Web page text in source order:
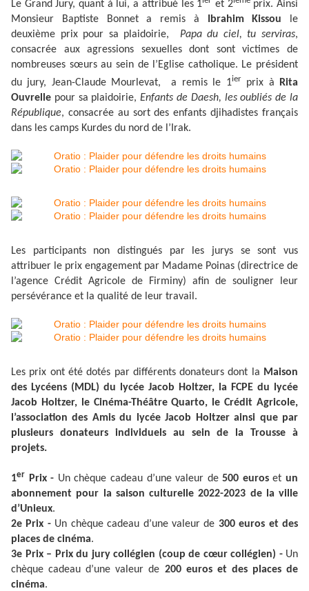
Le Grand Jury, quant à lui, a attribué les 1 et 2
prix. Ainsi
Monsieur Baptiste Bonnet a remis à
Ibrahim Kissou le
deuxième prix pour sa plaidoirie, Papa du ciel, tu serviras,
consacrée aux agressions sexuelles dont sont victimes de
nombreuses sœurs au sein de l’Eglise catholique. Le président
du jury, Jean-Claude Mourlevat, a remis le 1ier prix à
Rita
Ouvrelle pour sa plaidoirie,Enfants de Daesh, les oubliés de la
République, consacrée au sort des enfants djihadistes français
dans les camps Kurdes du nord de l’Irak.
Les participants non distingués par les jurys se sont vus
attribuer le prix engagement par Madame Poinas (directrice de
l’agence Crédit Agricole de Firminy) afin de souligner leur
persévérance et la qualité de leur travail.
Les prix ont été dotés par différents donateurs dont la Maison
des Lycéens (MDL) du lycée Jacob Holtzer, la FCPE du lycée
Jacob Holtzer, le Cinéma-Théâtre Quarto, le Crédit Agricole,
l’association des Amis du lycée Jacob Holtzer ainsi que par
plusieurs donateurs individuels au sein de la Trousse à
projets.
1er Prix - Un chèque cadeau d’une valeur de500 eurosetun
abonnement pour la saison culturelle 2022-2023 de la ville
d’Unieux.
2e Prix - Un chèque cadeau d’une valeur de 300 euros et des
places de cinéma.
3e Prix – Prix du jury collégien (coup de cœur collégien) - Un
chèque cadeau d’une valeur de 200 euros et des places de
cinéma.